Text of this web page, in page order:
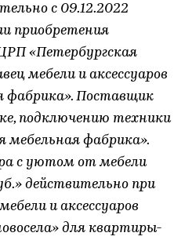
с 09.12.2022
приобретения
«Петербургская
мебели и аксессуаров
фабрика». Поставщик
подключению техники
мебельная фабрика».
с уютом от мебели
действительно при
и аксессуаров
для квартиры-